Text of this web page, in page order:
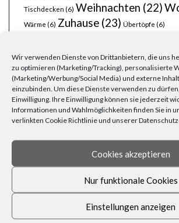
Wir verwenden Dienste von Drittanbietern, die uns
zu optimieren (Marketing/Tracking), personalisierte
(Marketing/Werbung/Social Media) und externe
einzubinden. Um diese Dienste verwenden zu
Einwilligung. Ihre Einwilligung können sie jederzeit
Informationen und Wahlmöglichkeiten finden Sie in
verlinkten Cookie Richtlinie und unserer
Cookies akzeptieren
Nur funktionale Cookies
Einstellungen anzeigen
Tischdecken (6) Weihnachten (22)
Wärme (6) Zuhause (23) Übertöpfe (6)
FRAGEN, ANREGUNGEN, WÜNSCHE?